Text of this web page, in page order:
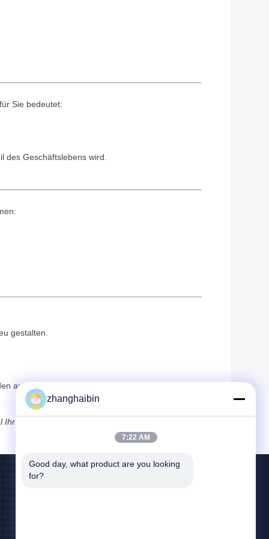
Sie bedeutet:
des Geschäftslebens wird.
gestalten.
aufrechtzuerhalten.
Unternehmen in einer kohlenstoffarmen Zukunft
zhanghaibin
7:22 AM
Good day, what product are you looking
for?